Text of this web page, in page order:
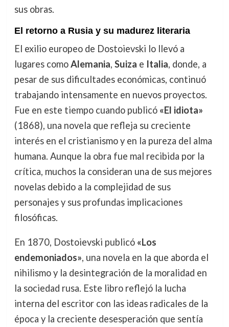
sus obras.
El retorno a Rusia y su madurez literaria
El exilio europeo de Dostoievski lo llevó a
lugares comoAlemania, Suiza e Italia, donde, a
pesar de sus dificultades económicas, continuó
trabajando intensamente en nuevos proyectos.
Fue en este tiempo cuando publicó «El idiota»
(1868), una novela que refleja su creciente
interés en el cristianismo y en la pureza del alma
humana. Aunque la obra fue mal recibida por la
crítica, muchos la consideran una de sus mejores
novelas debido a la complejidad de sus
personajes y sus profundas implicaciones
filosóficas.
En 1870, Dostoievski publicó «Los
endemoniados», una novela en la que aborda el
nihilismo y la desintegración de la moralidad en
la sociedad rusa. Este libro reflejó la lucha
interna del escritor con las ideas radicales de la
época y la creciente desesperación que sentía